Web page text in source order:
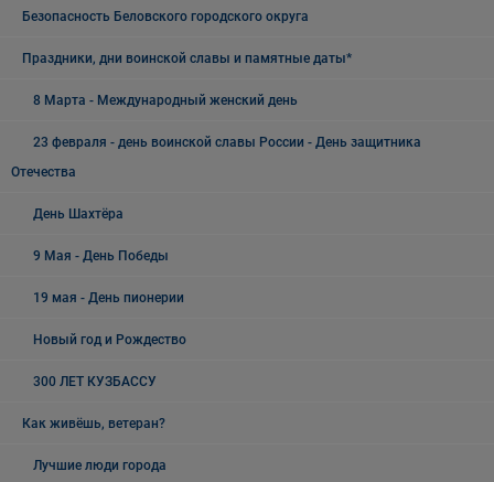
Безопасность Беловского городского округа
Праздники, дни воинской славы и памятные даты*
8 Марта - Международный женский день
23 февраля - день воинской славы России - День защитника
Отечества
День Шахтёра
9 Мая - День Победы
19 мая - День пионерии
Новый год и Рождество
300 ЛЕТ КУЗБАССУ
Как живёшь, ветеран?
Лучшие люди города